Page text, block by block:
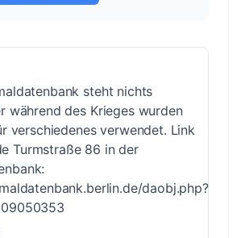
steht nichts
während des Krieges wurden
verschiedenes verwendet. Link
Turmstraße 86 in der
daobj.php?